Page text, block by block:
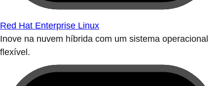
Red Hat Enterprise Linux
Inove na nuvem híbrida com um sistema operacional
flexível.